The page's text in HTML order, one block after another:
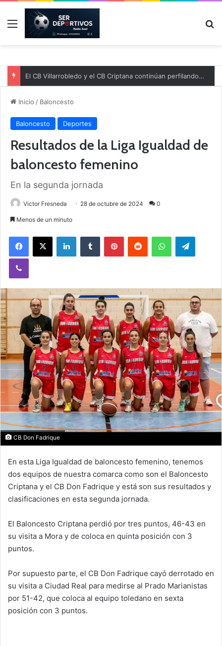
Menú
El CB Villarrobledo y el CB Criptana continúan perfilando sus plantillas
Inicio / Baloncesto
Baloncesto Deportes
Resultados de la Liga Igualdad de
baloncesto femenino
En la segunda jornada
Victor Fresneda 28 de octubre de 2024 0
Menos de un minuto
CB Don Fadrique
En esta Liga Igualdad de baloncesto femenino, tenemos
dos equipos de nuestra comarca como son el Baloncesto
Criptana y el CB Don Fadrique y está son sus resultados y
clasificaciones en esta segunda jornada.
El Baloncesto Criptana perdió por tres puntos, 46-43 en
su visita a Mora y de coloca en quinta posición con 3
puntos.
Por supuesto parte, el CB Don Fadrique cayó derrotado en
su visita a Ciudad Real para medirse al Prado Marianistas
por 51-42, que coloca al equipo toledano en sexta
posición con 3 puntos.